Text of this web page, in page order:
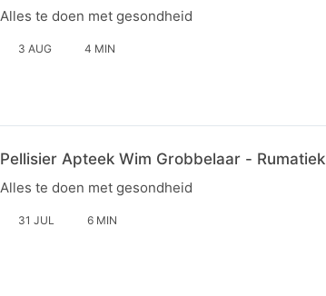
Alles te doen met gesondheid
3 AUG 4 MIN
Pellisier Apteek Wim Grobbelaar - Rumatiek
Alles te doen met gesondheid
31 JUL 6 MIN